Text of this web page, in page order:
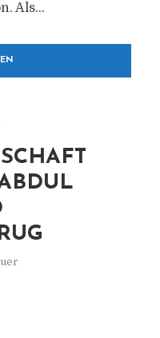
Als...